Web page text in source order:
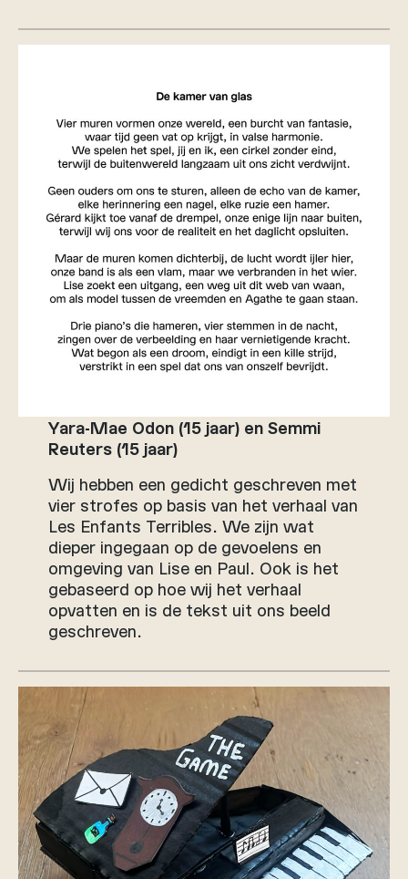
Yara-Mae Odon (15 jaar) en Semmi
Reuters (15 jaar)
Wij hebben een gedicht geschreven met
vier strofes op basis van het verhaal van
Les Enfants Terribles. We zijn wat
dieper ingegaan op de gevoelens en
omgeving van Lise en Paul. Ook is het
gebaseerd op hoe wij het verhaal
opvatten en is de tekst uit ons beeld
geschreven.